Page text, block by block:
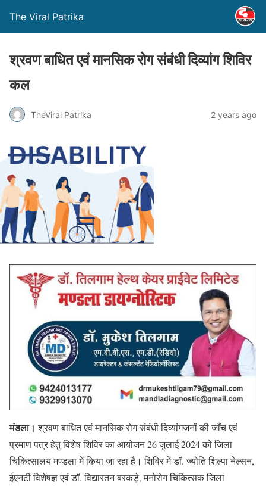
The Viral Patrika
श्रवण बाधित एवं मानसिक रोग संबंधी दिव्यांग शिविर
कल
TheViral Patrika 2 years ago
मंडला। श्रवण बाधित एवं मानसिक रोग संबंधी दिव्यांगजनों की जाँच एवं
प्रमाण पत्र हेतु विशेष शिविर का आयोजन 26 जुलाई 2024 को जिला
चिकित्सालय मण्डला में किया जा रहा है। शिविर में डॉ. ज्योति शिल्पा नेल्सन,
ईएनटी विशेषज्ञ एवं डॉ. विद्यारतन बरकड़े, मनोरोग चिकित्सक जिला